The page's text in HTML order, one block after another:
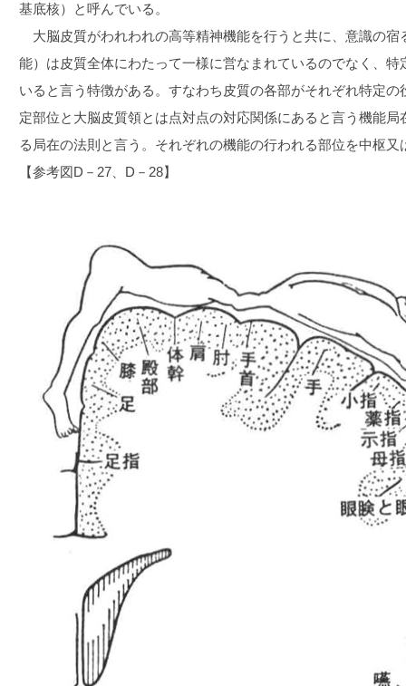
基底核）と呼んでいる。
大脳皮質がわれわれの高等精神機能を行うと共に、意識の宿
能）は皮質全体にわたって一様に営なまれているのでなく、
いると言う特徴がある。すなわち皮質の各部がそれぞれ特定
定部位と大脳皮質領とは点対点の対応関係にあると言う機能
る局在の法則と言う。それぞれの機能の行われる部位を中枢
【参考図D－27、D－28】